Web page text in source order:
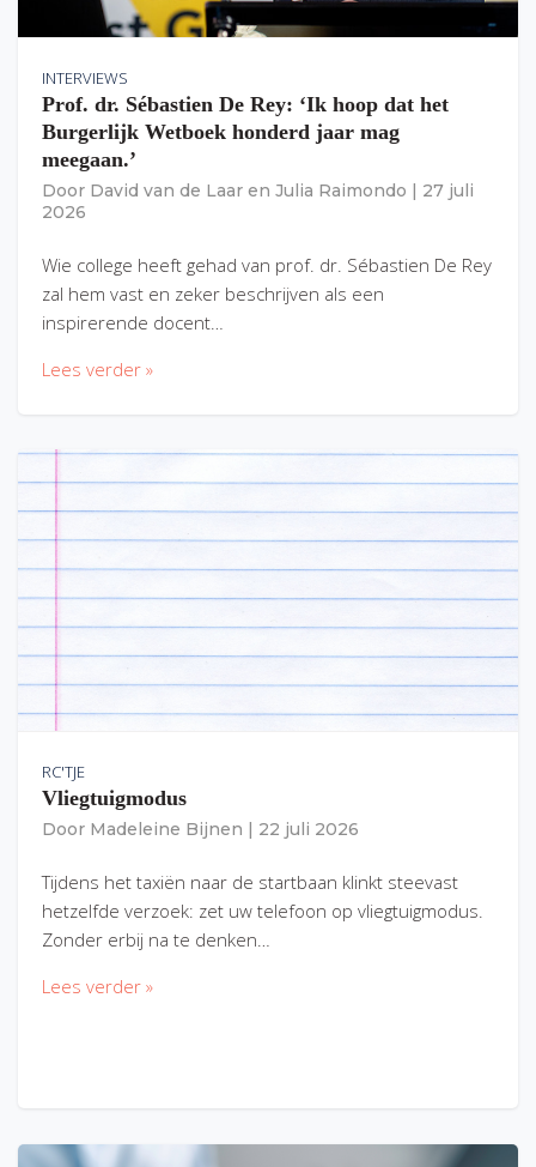
INTERVIEWS
Prof. dr. Sébastien De Rey: ‘Ik hoop dat het
Burgerlijk Wetboek honderd jaar mag
meegaan.’
Door David van de Laar en Julia Raimondo
27 juli
2026
Wie college heeft gehad van prof. dr. Sébastien De Rey
zal hem vast en zeker beschrijven als een
inspirerende docent…
Lees verder »
RC'TJE
Vliegtuigmodus
Door Madeleine Bijnen 22 juli 2026
Tijdens het taxiën naar de startbaan klinkt steevast
hetzelfde verzoek: zet uw telefoon op vliegtuigmodus.
Zonder erbij na te denken…
Lees verder »